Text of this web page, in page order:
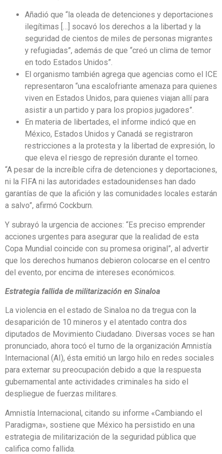
Añadió que “la oleada de detenciones y deportaciones
ilegítimas […] socavó los derechos a la libertad y la
seguridad de cientos de miles de personas migrantes
y refugiadas”, además de que “creó un clima de temor
en todo Estados Unidos”.
El organismo también agrega que agencias como el ICE
representaron “una escalofriante amenaza para quienes
viven en Estados Unidos, para quienes viajan allí para
asistir a un partido y para los propios jugadores”.
En materia de libertades, el informe indicó que en
México, Estados Unidos y Canadá se registraron
restricciones a la protesta y la libertad de expresión, lo
que eleva el riesgo de represión durante el torneo.
“A pesar de la increíble cifra de detenciones y deportaciones,
ni la FIFA ni las autoridades estadounidenses han dado
garantías de que la afición y las comunidades locales estarán
a salvo”, afirmó Cockburn.
Y subrayó la urgencia de acciones: “Es preciso emprender
acciones urgentes para asegurar que la realidad de esta
Copa Mundial coincide con su promesa original”, al advertir
que los derechos humanos debieron colocarse en el centro
del evento, por encima de intereses económicos.
Estrategia fallida de militarización en Sinaloa
La violencia en el estado de Sinaloa no da tregua con la
desaparición de 10 mineros y el atentado contra dos
diputados de Movimiento Ciudadano. Diversas voces se han
pronunciado, ahora tocó el turno de la organización Amnistía
Internacional (AI), ésta emitió un largo hilo en redes sociales
para externar su preocupación debido a que la respuesta
gubernamental ante actividades criminales ha sido el
despliegue de fuerzas militares.
Amnistía Internacional, citando su informe «Cambiando el
Paradigma», sostiene que México ha persistido en una
estrategia de militarización de la seguridad pública que
califica como fallida.